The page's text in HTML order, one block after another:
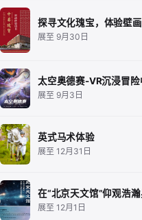
探寻文化瑰宝，体验壁
展至 9月30日
太空奥德赛-VR沉浸冒
展至 9月3日
英式马术体验
展至 12月31日
在“北京天文馆”仰观浩
展至 12月1日